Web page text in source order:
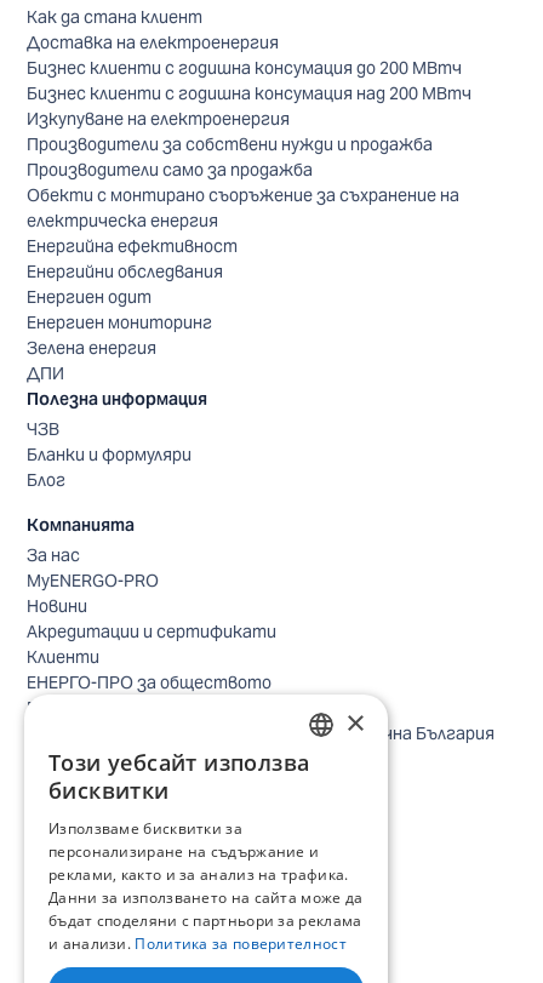
Как да стана клиент
Доставка на електроенергия
Бизнес клиенти с годишна консумация до 200 МВтч
Бизнес клиенти с годишна консумация над 200 МВтч
Изкупуване на електроенергия
Производители за собствени нужди и продажба
Производители само за продажба
Обекти с монтирано съоръжение за съхранение на
електрическа енергия
Енергийна ефективност
Енергийни обследвания
Енергиен одит
Енергиен мониторинг
Зелена енергия
ДПИ
Полезна информация
ЧЗВ
Бланки и формуляри
Блог
Компанията
За нас
MyENERGO-PRO
Новини
Акредитации и сертификати
Клиенти
ЕНЕРГО-ПРО за обществото
Реализирани проекти
Безопасно небе за птиците в Североизточна България
Безопасност
Контакти бизнес клиенти
Локации
Кариери
Процес по подбор
IT и дигитална трансформация
Търговия
Административна позиция
BULGARIAN
×
Този уебсайт използва
бисквитки
Използваме бисквитки за
персонализиране на съдържание и
реклами, както и за анализ на трафика.
Данни за използването на сайта може да
бъдат споделяни с партньори за реклама
и анализи. Политика за поверителност